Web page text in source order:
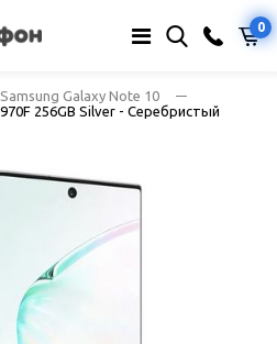
0
Samsung Galaxy Note 10
256GB Silver - Серебристый